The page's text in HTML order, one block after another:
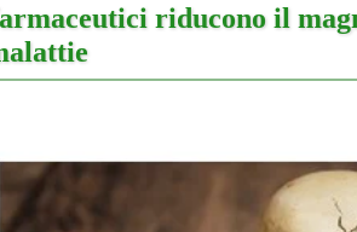
riducono il